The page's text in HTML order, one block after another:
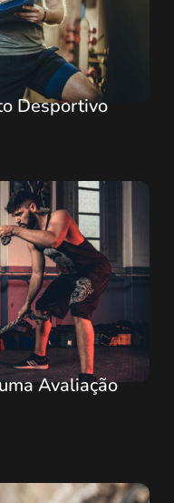
Desportivo
Avaliação